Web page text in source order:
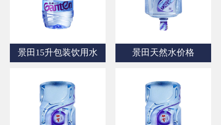
商品相册
配送站点
景田15升包装饮用水 景田天然水价格